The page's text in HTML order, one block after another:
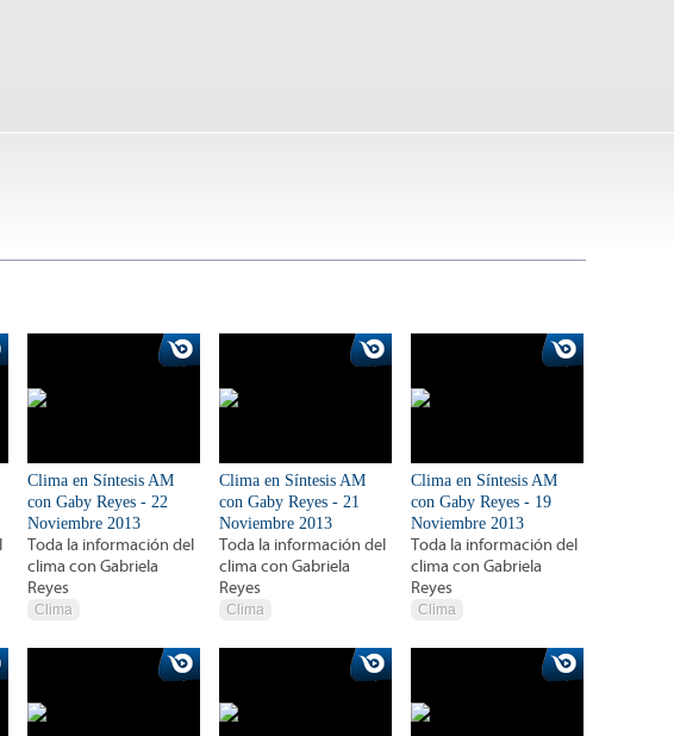
Clima en Síntesis AM
con Gaby Reyes - 22
Noviembre 2013
Toda la información del
clima con Gabriela
Reyes
Clima
Clima en Síntesis AM
con Gaby Reyes - 21
Noviembre 2013
Toda la información del
clima con Gabriela
Reyes
Clima
Clima en Síntesis AM
con Gaby Reyes - 19
Noviembre 2013
Toda la información del
clima con Gabriela
Reyes
Clima